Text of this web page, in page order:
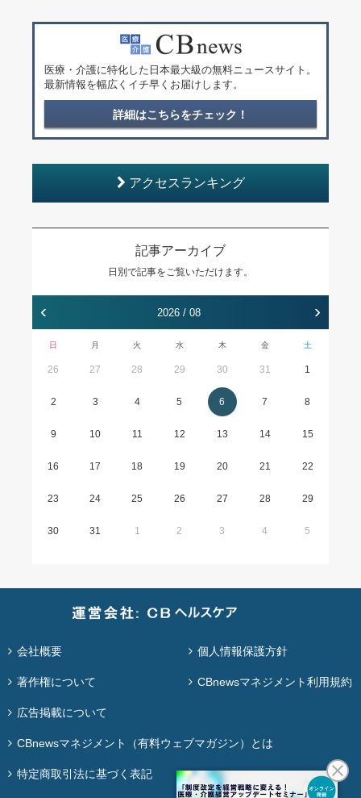
医療・介護に特化した日本最大級の無料ニュースサイト。
最新情報を幅広くイチ早くお届けします。
詳細はこちらをチェック！
アクセスランキング
記事アーカイブ
日別で記事をご覧いただけます。
‹ 2026 / 08 ›
日 月 火 水 木 金 土
26 27 28 29 30 31 1
2 3 4 5 6 7 8
9 10 11 12 13 14 15
16 17 18 19 20 21 22
23 24 25 26 27 28 29
30 31 1 2 3 4 5
会社概要 個人情報保護方針
著作権について CBnewsマネジメント利用規約
広告掲載について
CBnewsマネジメント（有料ウェブマガジン）とは
特定商取引法に基づく表記